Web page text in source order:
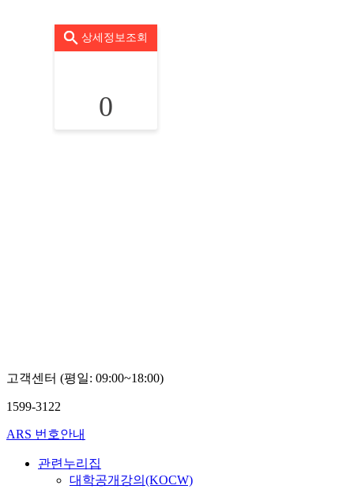
상세정보조회
0
고객센터 (평일: 09:00~18:00)
1599-3122
ARS 번호안내
관련누리집
대학공개강의(KOCW)